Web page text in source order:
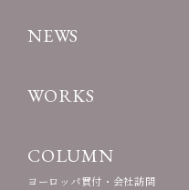
NEWS
WORKS
COLUMN
ヨーロッパ買付・会社訪問